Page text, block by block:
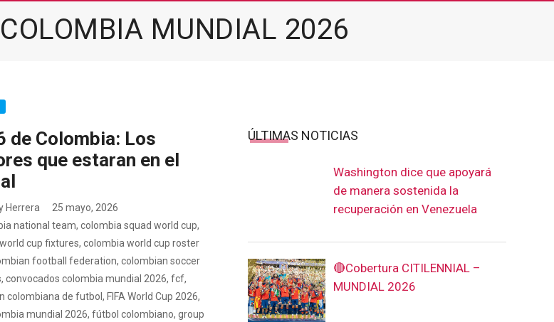
MUNDIAL 2026
de Colombia: Los
que estaran en el
Herrera
25 mayo, 2026
national team,colombia squad world cup,
cup fixtures,colombia world cup roster
football federation, colombian soccer
,convocados colombia mundial 2026,fcf,
colombiana de futbol , FIFA World Cup 2026,
mundial 2026, fútbol colombiano, group
ÚLTIMAS NOTICIAS
Washington dice que apoyará
de manera sostenida la
recuperación en Venezuela
🔴Cobertura CITILENNIAL –
MUNDIAL 2026